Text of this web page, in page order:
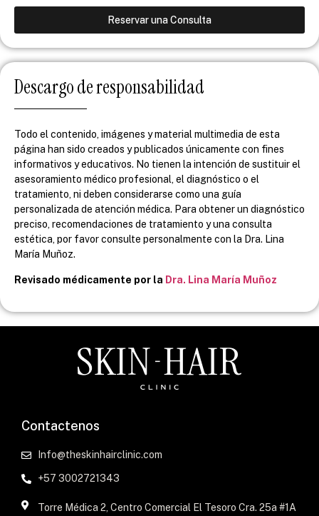
Reservar una Consulta
Descargo de responsabilidad
Todo el contenido, imágenes y material multimedia de esta
página han sido creados y publicados únicamente con fines
informativos y educativos. No tienen la intención de sustituir el
asesoramiento médico profesional, el diagnóstico o el
tratamiento, ni deben considerarse como una guía
personalizada de atención médica. Para obtener un diagnóstico
preciso, recomendaciones de tratamiento y una consulta
estética, por favor consulte personalmente con la Dra. Lina
María Muñoz.
Revisado médicamente por la Dra. Lina María Muñoz
Contactenos
Info@theskinhairclinic.com
+57 3002721343
Torre Médica 2, Centro Comercial El Tesoro Cra. 25a #1A